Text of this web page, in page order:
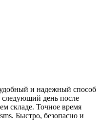
и надежный способ
день после
складе. Точное время
Быстро, безопасно и